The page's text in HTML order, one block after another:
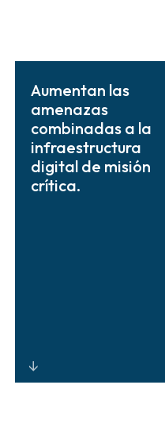
Aumentan las
amenazas
combinadas a la
infraestructura
digital de misión
crítica.